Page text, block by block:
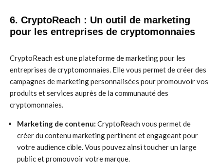
6. CryptoReach : Un outil de marketing
pour les entreprises de cryptomonnaies
CryptoReach est une plateforme de marketing pour les
entreprises de cryptomonnaies. Elle vous permet de créer des
campagnes de marketing personnalisées pour promouvoir vos
produits et services auprès de la communauté des
cryptomonnaies.
Marketing de contenu: CryptoReach vous permet de
créer du contenu marketing pertinent et engageant pour
votre audience cible. Vous pouvez ainsi toucher un large
public et promouvoir votre marque.